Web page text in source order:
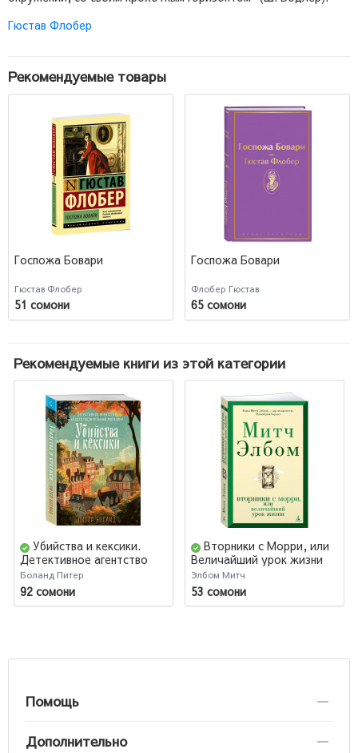
Гюстав Флобер
Рекомендуемые товары
Госпожа Бовари
Гюстав Флобер
51 сомони
Госпожа Бовари
Флобер Гюстав
65 сомони
Рекомендуемые книги из этой категории
Убийства и кексики.
Детективное агентство
Благотворительный
магазин (#1)
Боланд Питер
92 сомони
Вторники с Морри, или
Величайший урок жизни
Элбом Митч
53 сомони
Помощь
Дополнительно